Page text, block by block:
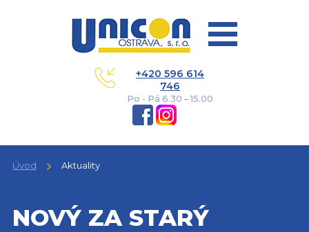
+420 596 614
746
Po - Pá 6.30 – 15.00
Úvod Aktuality
NOVÝ ZA STARÝ